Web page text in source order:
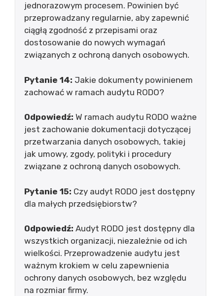
jednorazowym procesem. Powinien być
przeprowadzany regularnie, aby zapewnić
ciągłą zgodność z przepisami oraz
dostosowanie do nowych wymagań
związanych z ochroną danych osobowych.
Pytanie 14: Jakie dokumenty powinienem
zachować w ramach audytu RODO?
Odpowiedź: W ramach audytu RODO ważne
jest zachowanie dokumentacji dotyczącej
przetwarzania danych osobowych, takiej
jak umowy, zgody, polityki i procedury
związane z ochroną danych osobowych.
Pytanie 15: Czy audyt RODO jest dostępny
dla małych przedsiębiorstw?
Odpowiedź: Audyt RODO jest dostępny dla
wszystkich organizacji, niezależnie od ich
wielkości. Przeprowadzenie audytu jest
ważnym krokiem w celu zapewnienia
ochrony danych osobowych, bez względu
na rozmiar firmy.